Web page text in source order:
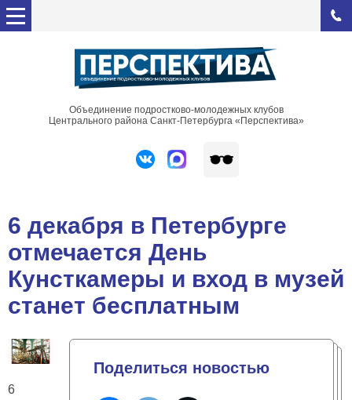
Объединение подростково-молодежных клубов
Центрального района Санкт-Петербурга «Перспектива»
6 декабря в Петербурге
отмечается День
Кунсткамеры и вход в музей
станет бесплатным
6
Поделиться новостью